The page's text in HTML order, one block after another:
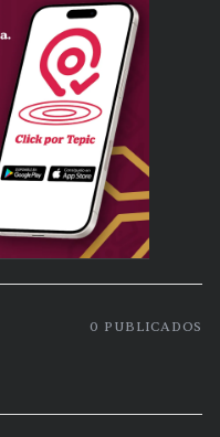
0 PUBLICADOS